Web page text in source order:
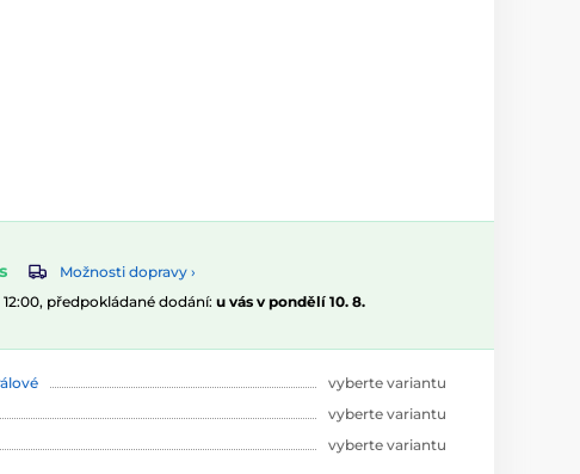
Možnosti dopravy ›
předpokládané dodání: u vás v pondělí 10. 8.
vyberte variantu
vyberte variantu
vyberte variantu